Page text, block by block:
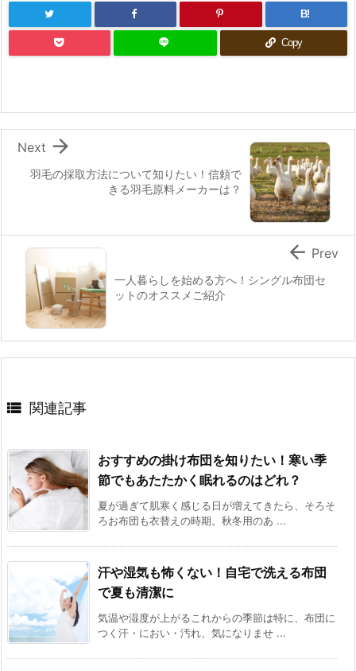
B!
Copy
羽毛の採取方法について知りたい！信頼で
きる羽毛原料メーカーは？

Next
一人暮らしを始める方へ！シングル布団セ
ットのオススメご紹介
 Prev
 関連記事
おすすめの掛け布団を知りたい！寒い季
節でもあたたかく眠れるのはどれ？
夏が過ぎて肌寒く感じる日が増えてきたら、そろそ
ろお布団も衣替えの時期。秋冬用のあ ...
汗や湿気も怖くない！自宅で洗える布団
で夏も清潔に
気温や湿度が上がるこれからの季節は特に、布団に
つく汗・におい・汚れ、気になりませ ...